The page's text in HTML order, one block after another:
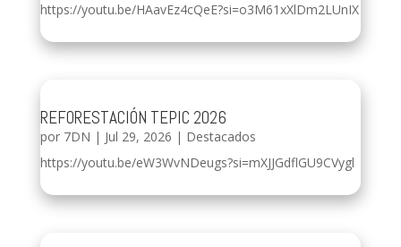
https://youtu.be/HAavEz4cQeE?si=o3M61xXlDm2LUnIX
REFORESTACIÓN TEPIC 2026
por 7DN | Jul 29, 2026 | Destacados
https://youtu.be/eW3WvNDeugs?si=mXJJGdflGU9CVygl